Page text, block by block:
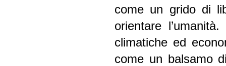
come un grido di
orientare
climatiche ed
come un balsamo